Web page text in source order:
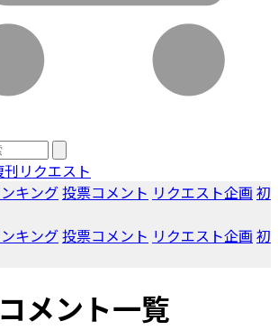
刊リクエスト
キング投票コメント リクエスト企画 初
キング投票コメント リクエスト企画 初
メント一覧